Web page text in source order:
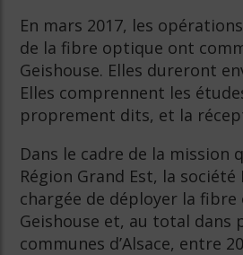
En mars 2017, les
de la fibre optique ont
Geishouse. Elles dureront
Elles comprennent les
proprement dits, et la
Dans le cadre de la mission
Région Grand Est, la société
chargée de déployer la
Geishouse et, au total dans
communes d’Alsace, entre